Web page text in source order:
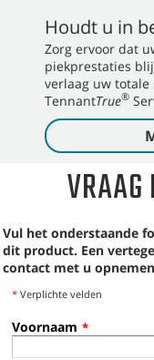
Houdt u in
Zorg ervoor dat
piekprestaties
verlaag uw totale
TennantTrue®
Vul het onderstaande
dit product. Een
contact met u
* Verplichte velden
Voornaam *